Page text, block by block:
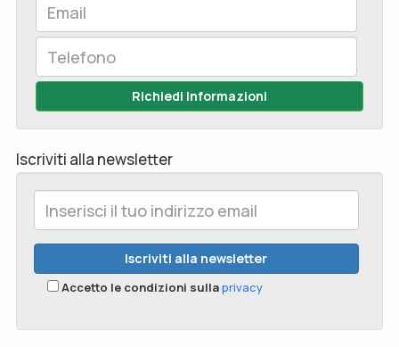
Richiedi Informazioni
Iscriviti alla newsletter
Accetto le condizioni sullaprivacy